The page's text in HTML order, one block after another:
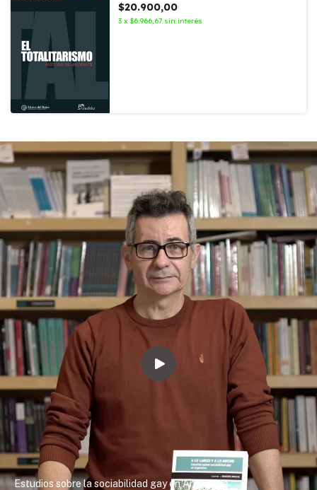
$20.900,00
3 x $6.966,67 sin interés
Estudios sobre la sociabilidad gay en Argentina